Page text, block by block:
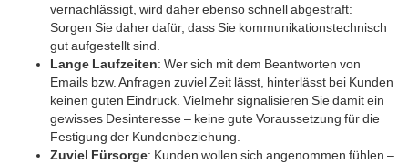
vernachlässigt, wird daher ebenso schnell abgestraft:
Sorgen Sie daher dafür, dass Sie kommunikationstechnisch
gut aufgestellt sind.
Lange Laufzeiten: Wer sich mit dem Beantworten von
Emails bzw. Anfragen zuviel Zeit lässt, hinterlässt bei Kunden
keinen guten Eindruck. Vielmehr signalisieren Sie damit ein
gewisses Desinteresse – keine gute Voraussetzung für die
Festigung der Kundenbeziehung.
Zuviel Fürsorge: Kunden wollen sich angenommen fühlen –